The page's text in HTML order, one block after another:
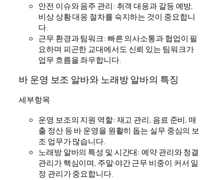
안전 이슈와 음주 관리: 취객 대응과 갈등 예방,
비상 상황 대응 절차를 숙지하는 것이 중요합니
다.
근무 환경과 팀워크: 빠른 의사소통과 협업이 필
요하며 피곤한 교대에서도 신뢰 있는 팀워크가
업무 흐름을 좌우합니다.
바 운영 보조 알바와 노래방 알바의 특징
세부항목
운영 보조의 지원 역할: 재고 관리, 음료 준비, 매
출 정산 등 바 운영을 원활히 돕는 실무 중심의 보
조 업무가 많습니다.
노래방 알바의 특성 및 시간대: 예약 관리와 청결
관리가 핵심이며, 주말·야간 근무 비중이 커서 일
정 관리가 중요합니다.